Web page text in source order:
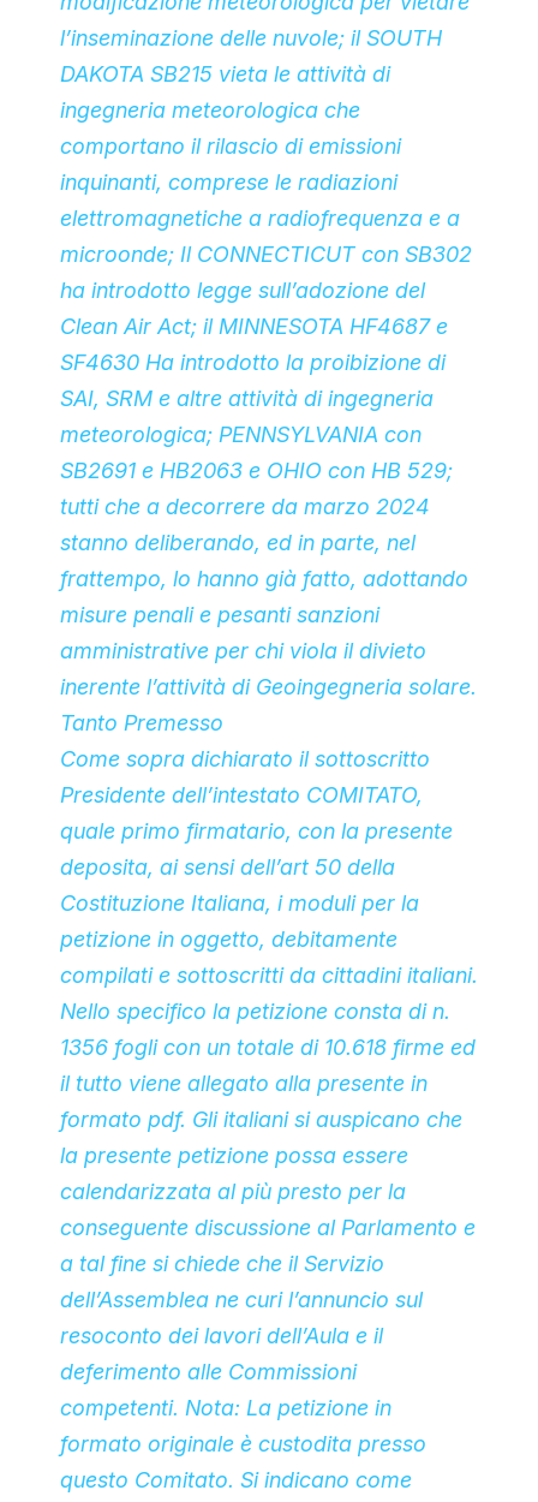
l’inseminazione delle nuvole; il SOUTH
DAKOTA SB215 vieta le attività di
ingegneria meteorologica che
comportano il rilascio di emissioni
inquinanti, comprese le radiazioni
elettromagnetiche a radiofrequenza e a
microonde; Il CONNECTICUT con SB302
ha introdotto legge sull’adozione del
Clean Air Act; il MINNESOTA HF4687 e
SF4630 Ha introdotto la proibizione di
SAI, SRM e altre attività di ingegneria
meteorologica; PENNSYLVANIA con
SB2691 e HB2063 e OHIO con HB 529;
tutti che a decorrere da marzo 2024
stanno deliberando, ed in parte, nel
frattempo, lo hanno già fatto, adottando
misure penali e pesanti sanzioni
amministrative per chi viola il divieto
inerente l’attività di Geoingegneria solare.
Tanto Premesso
Come sopra dichiarato il sottoscritto
Presidente dell’intestato COMITATO,
quale primo firmatario, con la presente
deposita, ai sensi dell’art 50 della
Costituzione Italiana, i moduli per la
petizione in oggetto, debitamente
compilati e sottoscritti da cittadini italiani.
Nello specifico la petizione consta di n.
1356 fogli con un totale di 10.618 firme ed
il tutto viene allegato alla presente in
formato pdf. Gli italiani si auspicano che
la presente petizione possa essere
calendarizzata al più presto per la
conseguente discussione al Parlamento e
a tal fine si chiede che il Servizio
dell’Assemblea ne curi l’annuncio sul
resoconto dei lavori dell’Aula e il
deferimento alle Commissioni
competenti. Nota: La petizione in
formato originale è custodita presso
questo Comitato. Si indicano come